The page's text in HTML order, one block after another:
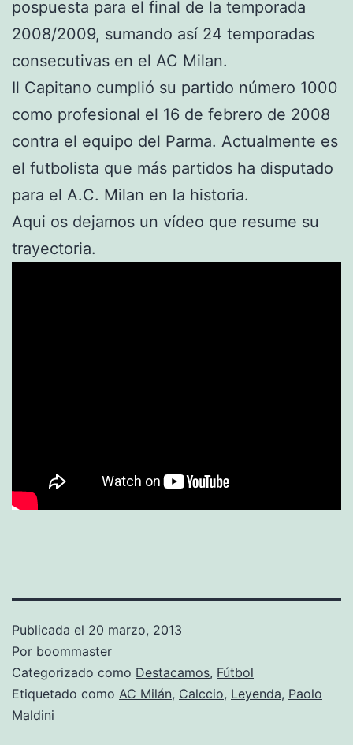
pospuesta para el final de la temporada
2008/2009, sumando así 24 temporadas
consecutivas en el AC Milan.
Il Capitano cumplió su partido número 1000
como profesional el 16 de febrero de 2008
contra el equipo del Parma. Actualmente es
el futbolista que más partidos ha disputado
para el A.C. Milan en la historia.
Aqui os dejamos un vídeo que resume su
trayectoria.
Publicada el 20 marzo, 2013
Por boommaster
Categorizado como Destacamos, Fútbol
Etiquetado como AC Milán, Calccio, Leyenda, Paolo
Maldini